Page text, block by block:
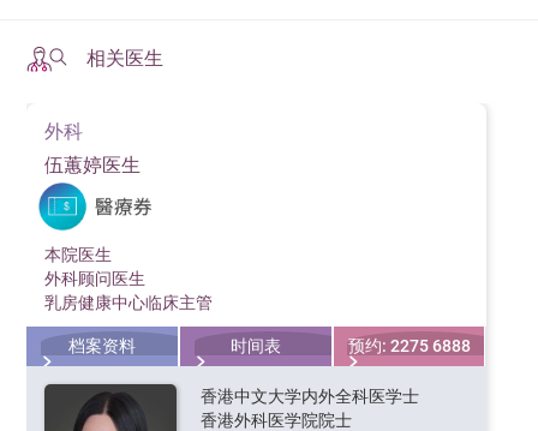
相关医生
外科
伍蕙婷医生
本院医生
外科顾问医生
乳房健康中心临床主管
档案资料 时间表 预约: 2275 6888
香港中文大学内外全科医学士
香港外科医学院院士